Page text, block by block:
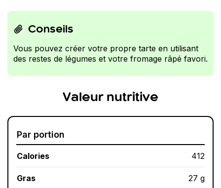
Conseils
Vous pouvez créer votre propre tarte en utilisant
des restes de légumes et votre fromage râpé favori.
Valeur nutritive
Par portion
Calories 412
Gras 27 g